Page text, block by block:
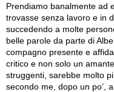
Prendiamo banalmente ad
trovasse senza lavoro e in
succedendo a molte
belle parole da parte di
compagno presente e
critico e non solo un
struggenti, sarebbe molto
secondo me, dopo un po’,